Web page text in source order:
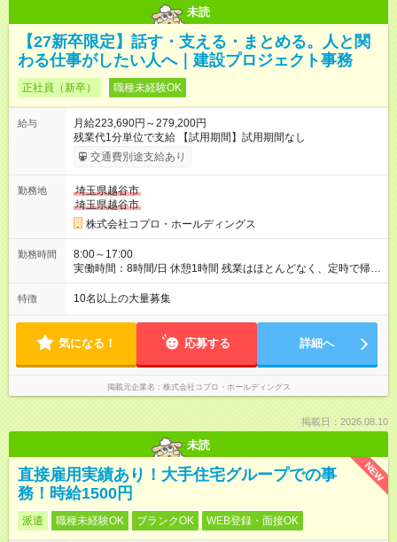
未読
【27新卒限定】話す・支える・まとめる。人と関
わる仕事がしたい人へ｜建設プロジェクト事務
正社員（新卒） 職種未経験OK
給与
月給223,690円～279,200円
残業代1分単位で支給 【試用期間】試用期間なし
交通費別途支給あり
勤務地
埼玉県越谷市
埼玉県越谷市
株式会社コプロ・ホールディングス
勤務時間
8:00～17:00
実働時間：8時間/日 休憩1時間 残業はほとんどなく、定時で帰れ
る日が多い働き方です。 毎日の業務は進捗管理や事務が中心な
ので、 「今日やるべき仕事」が終われば、自然と区切りをつけ
方を大切にしています。
特徴 10名以上の大量募集
気になる！ 応募する 詳細へ
掲載元企業名 株式会社コプロ・ホールディングス
掲載日：2026.08.10
未読
NEW
直接雇用実績あり！大手住宅グループでの事
務！時給1500円
派遣 職種未経験OK ブランクOK WEB登録・面接OK